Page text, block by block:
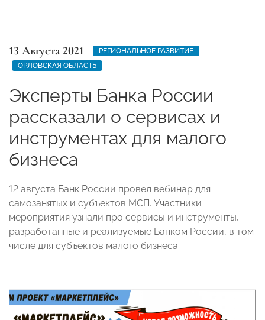
13 Августа 2021
РЕГИОНАЛЬНОЕ РАЗВИТИЕ
ОРЛОВСКАЯ ОБЛАСТЬ
Эксперты Банка России
рассказали о сервисах и
инструментах для малого
бизнеса
12 августа Банк России провел вебинар для
самозанятых и субъектов МСП. Участники
мероприятия узнали про сервисы и инструменты,
разработанные и реализуемые Банком России, в том
числе для субъектов малого бизнеса.